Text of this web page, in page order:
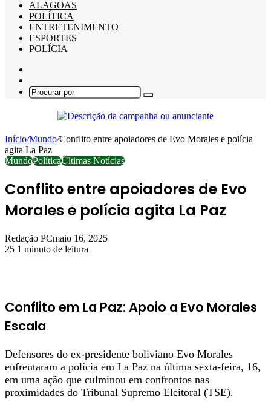
ALAGOAS
POLÍTICA
ENTRETENIMENTO
ESPORTES
POLÍCIA
skin
Procurar
Início/Mundo/Conflito entre apoiadores de Evo Morales e polícia
agita La Paz
MundoPolíticaÚltimas Notícias
Conflito entre apoiadores de Evo
Morales e polícia agita La Paz
Redação PCmaio 16, 2025
25 1 minuto de leitura
Conflito em La Paz: Apoio a Evo Morales
Escala
Defensores do ex-presidente boliviano Evo Morales
enfrentaram a polícia em La Paz na última sexta-feira, 16,
em uma ação que culminou em confrontos nas
proximidades do Tribunal Supremo Eleitoral (TSE).